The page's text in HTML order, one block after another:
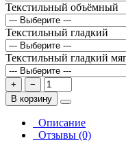
Текстильный объёмный
Текстильный гладкий
Текстильный гладкий
+
−
В корзину
Описание
Отзывы (0)